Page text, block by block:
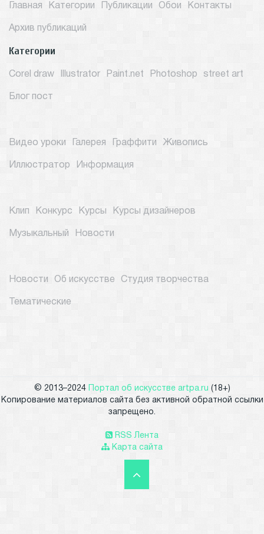
Главная Категории Публикации Обои Контакты
Архив публикаций
Категории
Corel draw Illustrator Paint.net Photoshop street art
Блог пост
Видео уроки Галерея Граффити Живопись
Иллюстратор Информация
Клип Конкурс Курсы Курсы дизайнеров
Музыкальный Новости
Новости Об искусстве Студия творчества
Тематические
© 2013–2024 Портал об искусстве artpa.ru (18+)
Копирование материалов сайта без активной обратной ссылки
запрещено.
RSS Лента
Карта сайта